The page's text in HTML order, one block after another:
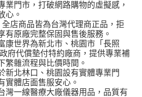
業門市，打破網路購物的虛擬感，
心。
店商品皆為台灣代理商正品，拒
有原廠完整保固與售後服務。
康世界為新北市、桃園市「長照
府代償墊付特約廠商，提供專業補
繁雜流程與比價時間。
新北林口、桃園設有實體專業門
實體店面售服安心。
灣一線醫療大廠儀器用品，品質有